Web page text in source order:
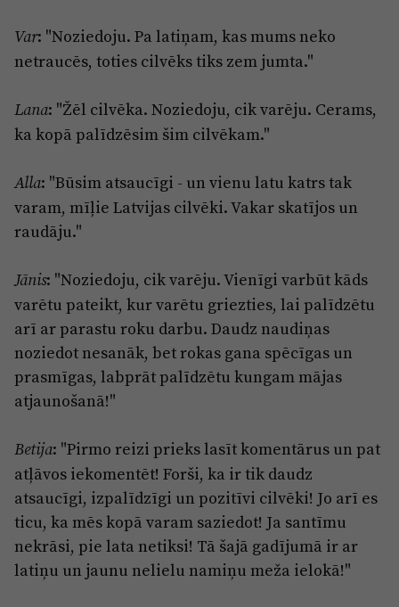
Var: "Noziedoju. Pa latiņam, kas mums neko
netraucēs, toties cilvēks tiks zem jumta."
Lana: "Žēl cilvēka. Noziedoju, cik varēju. Cerams,
ka kopā palīdzēsim šim cilvēkam."
Alla: "Būsim atsaucīgi - un vienu latu katrs tak
varam, mīļie Latvijas cilvēki. Vakar skatījos un
raudāju."
Jānis: "Noziedoju, cik varēju. Vienīgi varbūt kāds
varētu pateikt, kur varētu griezties, lai palīdzētu
arī ar parastu roku darbu. Daudz naudiņas
noziedot nesanāk, bet rokas gana spēcīgas un
prasmīgas, labprāt palīdzētu kungam mājas
atjaunošanā!"
Betija: "Pirmo reizi prieks lasīt komentārus un pat
atļāvos iekomentēt! Forši, ka ir tik daudz
atsaucīgi, izpalīdzīgi un pozitīvi cilvēki! Jo arī es
ticu, ka mēs kopā varam saziedot! Ja santīmu
nekrāsi, pie lata netiksi! Tā šajā gadījumā ir ar
latiņu un jaunu nelielu namiņu meža ielokā!"